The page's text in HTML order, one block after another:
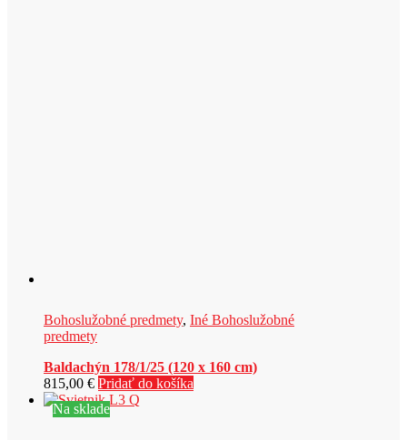
Bohoslužobné predmety, Iné Bohoslužobné
predmety
Baldachýn 178/1/25 (120 x 160 cm)
815,00 € Pridať do košíka
Na sklade